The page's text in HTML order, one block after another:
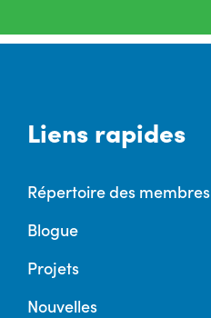
Liens rapides
Répertoire des membres
Blogue
Projets
Nouvelles